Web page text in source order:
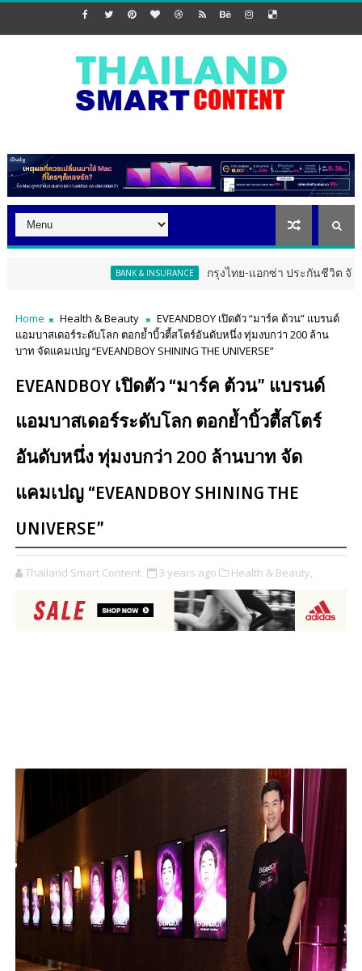
กรุงไทย-แอกซ่า ประกันชีวิต จัดงาน ERD
Home Health & Beauty
EVEANDBOY เปิดตัว “มาร์ค ต้วน” แบรนด์
แอมบาสเดอร์ระดับโลก ตอกย้ำบิ้วตี้สโตร์อันดับหนึ่ง ทุ่มงบกว่า 200 ล้าน
บาท จัดแคมเปญ “EVEANDBOY SHINING THE UNIVERSE”
EVEANDBOY เปิดตัว “มาร์ค ต้วน” แบรนด์
แอมบาสเดอร์ระดับโลก ตอกย้ำบิ้วตี้สโตร์
อันดับหนึ่ง ทุ่มงบกว่า 200 ล้านบาท จัด
แคมเปญ “EVEANDBOY SHINING THE
UNIVERSE”
Thailand Smart Content 3 years ago Health & Beauty,